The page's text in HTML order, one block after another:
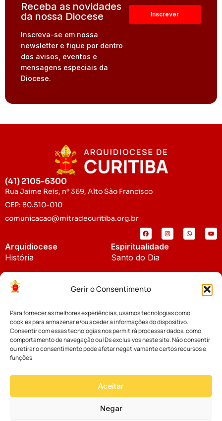
Gerir o Consentimento
Para fornecer as melhores experiências, usamos tecnologias como
cookies para armazenar e/ou aceder a informações do dispositivo.
Consentir com essas tecnologias nos permitirá processar dados, como
comportamento de navegação ou IDs exclusivos neste site. Não consentir
ou retirar o consentimento pode afetar negativamante certos recursos e
funções.
Aceitar
Negar
Receba as novidades
da nossa Diocese
Inscreva-se em nossa
newsletter e fique por dentro
dos avisos, eventos e
mensagens especiais da
Diocese.
(41) 2105-6300
Rua Jaime Reis, nº 369, Alto São Francisco
CEP: 80.510-010
comunicacao@mitradecuritiba.org.br
Arquidiocese
História
Padroeira
Espiritualidade
Santo do Dia
Notícias
Notícias da Arquidiocese
Notícias Cáritas
Palavra dos Bispos
Cúria Diocesana
Fundo Diocesano
Vicariatos da Educação
Eventos